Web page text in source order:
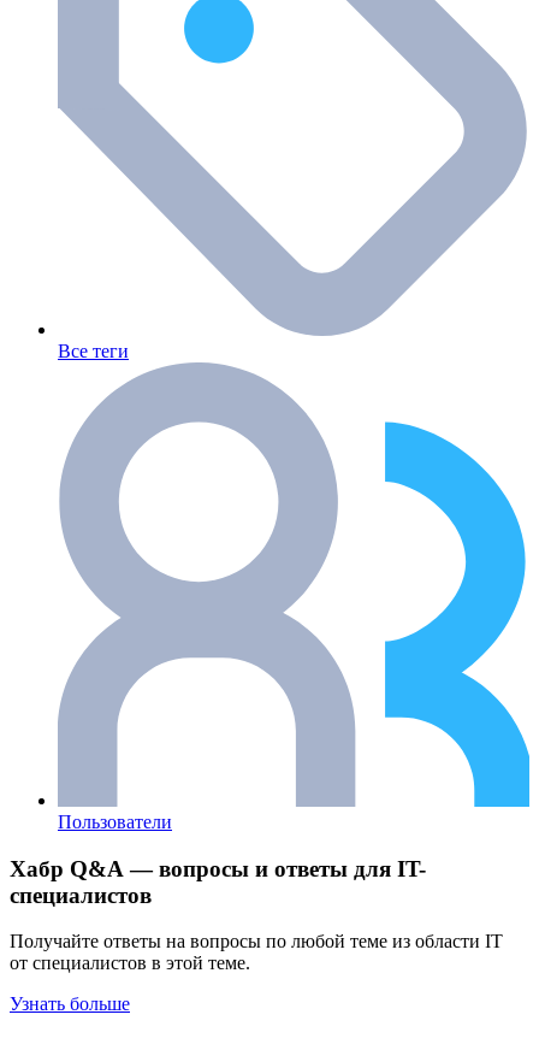
Все теги
Пользователи
Хабр Q&A — вопросы и ответы для IT-
специалистов
Получайте ответы на вопросы по любой теме из области IT
от специалистов в этой теме.
Узнать больше